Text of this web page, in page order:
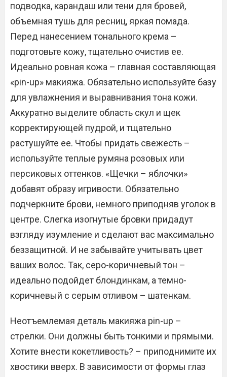
подводка, карандаш или тени для бровей,
объемная тушь для ресниц, яркая помада.
Перед нанесением тонального крема –
подготовьте кожу, тщательно очистив ее.
Идеально ровная кожа – главная составляющая
«pin-up» макияжа. Обязательно используйте базу
для увлажнения и выравнивания тона кожи.
Аккуратно выделите область скул и щек
корректирующей пудрой, и тщательно
растушуйте ее. Чтобы придать свежесть –
используйте теплые румяна розовых или
персиковых оттенков. «Щечки – яблочки»
добавят образу игривости. Обязательно
подчеркните брови, немного приподняв уголок в
центре. Слегка изогнутые бровки придадут
взгляду изумление и сделают вас максимально
беззащитной. И не забывайте учитывать цвет
ваших волос. Так, серо-коричневый тон –
идеально подойдет блондинкам, а темно-
коричневый с серым отливом – шатенкам.
Неотъемлемая деталь макияжа pin-up –
стрелки. Они должны быть тонкими и прямыми.
Хотите внести кокетливость? – приподнимите их
хвостики вверх. В зависимости от формы глаз